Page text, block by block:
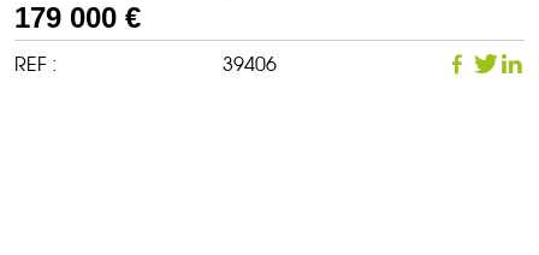
179 000 €
REF : 39406